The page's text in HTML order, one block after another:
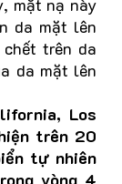
mặt nạ này
da mặt lên
trên da
da mặt lên
Los
trên 20
tự nhiên